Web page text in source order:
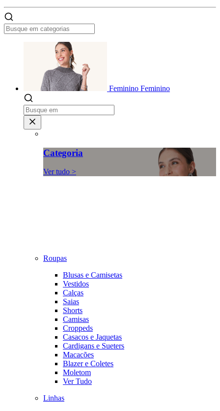
Feminino Feminino
Categoria
Ver tudo >
Roupas
Blusas e Camisetas
Vestidos
Calças
Saias
Shorts
Camisas
Croppeds
Casacos e Jaquetas
Cardigans e Sueters
Macacões
Blazer e Coletes
Moletom
Ver Tudo
Linhas